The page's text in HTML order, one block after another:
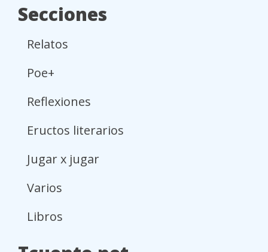
Secciones
Relatos
Poe+
Reflexiones
Eructos literarios
Jugar x jugar
Varios
Libros